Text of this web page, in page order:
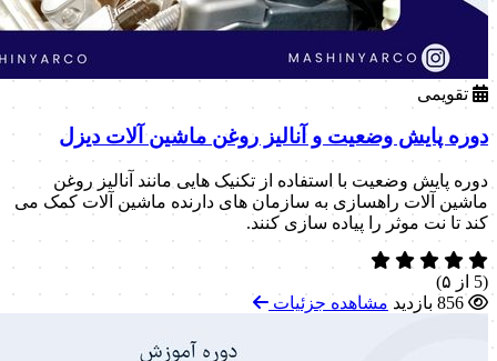
تقویمی
دوره پایش وضعیت و آنالیز روغن ماشین آلات دیزل
دوره پایش وضعیت با استفاده از تکنیک هایی مانند آنالیز روغن
ماشین آلات راهسازی به سازمان های دارنده ماشین آلات کمک می
کند تا نت موثر را پیاده سازی کنند.
(5 از ۵)
مشاهده جزئیات